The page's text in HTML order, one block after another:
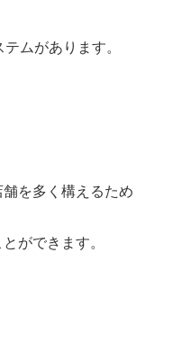
テムがあります。
を多く構えるため
ができます。